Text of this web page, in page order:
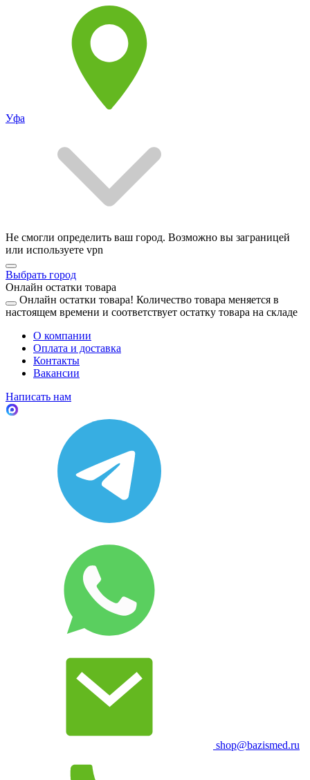
Уфа
Не смогли определить ваш город. Возможно вы заграницей
или используете vpn
Выбрать город
Онлайн остатки товара
Онлайн остатки товара! Количество товара меняется в
настоящем времени и соответствует остатку товара на складе
О компании
Оплата и доставка
Контакты
Вакансии
Написать нам
shop@bazismed.ru